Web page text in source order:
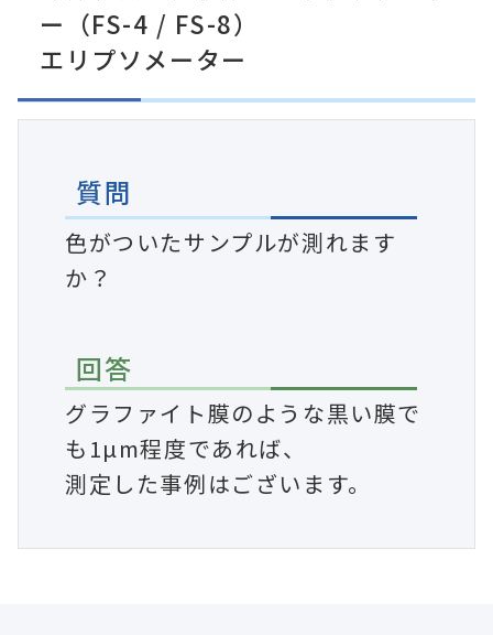
ー（FS-4 / FS-8）
エリプソメーター
質問
色がついたサンプルが測れます
か？
回答
グラファイト膜のような黒い膜で
も1µm程度であれば、
測定した事例はございます。